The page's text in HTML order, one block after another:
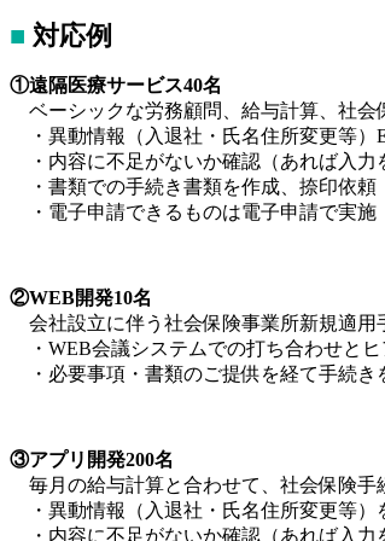
■ 対応例
①遠隔医療サービス40名
ベーシックな労務顧問、給与計算、社
・異動情報（入退社・氏名住所変更等）
・内容に不足がないか確認（あれば入力
・書類での手続き書類を作成、捺印依頼
・電子申請できるものは電子申請で実施
②WEB開発10名
会社設立に伴う社会保険事業所新規適用
・WEB会議システムでの打ち合わせと
・必要事項・書類のご提供を経て手続き
③アプリ開発200名
毎月の給与計算と合わせて、社会保険手
・異動情報（入退社・氏名住所変更等）
・内容に不足がないか確認（あれば入力